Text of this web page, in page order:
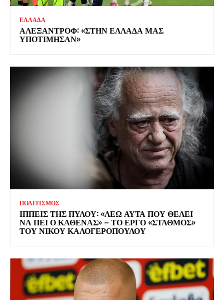
ΕΛΛΑΔΑ
ΑΛΕΞΑΝΤΡΟΦ: «ΣΤΗΝ ΕΛΛΑΔΑ ΜΑΣ
ΥΠΟΤΙΜΗΣΑΝ»
ΠΟΛΙΤΙΣΜΟΣ
ΙΠΠΕΙΣ ΤΗΣ ΠΥΛΟΥ: «ΛΕΩ ΑΥΤΑ ΠΟΥ ΘΕΛΕΙ
ΝΑ ΠΕΙ Ο ΚΑΘΕΝΑΣ» – ΤΟ ΕΡΓΟ «ΣΤΑΘΜΟΣ»
ΤΟΥ ΝΙΚΟΥ ΚΑΛΟΓΕΡΟΠΟΥΛΟΥ